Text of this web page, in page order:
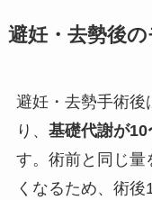
避妊・去勢後
避妊・去勢手術後
り、 基礎代謝が
す。術前と同じ量
くなるため、術